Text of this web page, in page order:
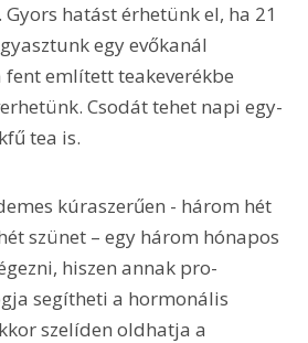
hatást érhetünk el, ha 21
egy evőkanál
fent említett teakeverékbe
Csodát tehet napi egy-
tea is.
szünet – egy három hónapos
hiszen annak pro-
segítheti a hormonális
szelíden oldhatja a